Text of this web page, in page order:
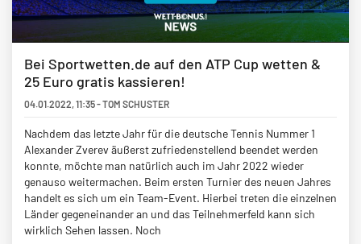
Bei Sportwetten.de auf den ATP Cup wetten &
25 Euro gratis kassieren!
04.01.2022,11:35-TOM SCHUSTER
Nachdem das letzte Jahr für die deutsche Tennis Nummer 1
Alexander Zverev äußerst zufriedenstellend beendet werden
konnte, möchte man natürlich auch im Jahr 2022 wieder
genauso weitermachen. Beim ersten Turnier des neuen Jahres
handelt es sich um ein Team-Event. Hierbei treten die einzelnen
Länder gegeneinander an und das Teilnehmerfeld kann sich
wirklich Sehen lassen. Noch